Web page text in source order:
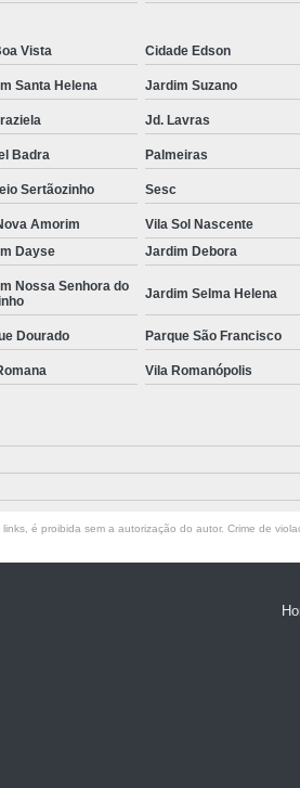
para Queda de Cabelo
Vista Cidade Edson
Santa Helena Jardim Suzano
Jd. Lavras
Badra Palmeiras
Sertãozinho Sesc
Amorim Vila Sol Nascente
Dayse Jardim Debora
Nossa Senhora do
Jardim Selma Helena
Dourado Parque São Francisco
Vila Romanópolis
é proibida sem a autorização do autor. Crime de